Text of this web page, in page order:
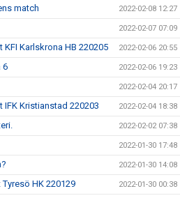
match 2022-02-08 12:27
2022-02-07 07:09
Karlskrona HB 220205 2022-02-06 20:55
6 2022-02-06 19:23
2022-02-04 20:17
Kristianstad 220203 2022-02-04 18:38
2022-02-02 07:38
2022-01-30 17:48
2022-01-30 14:08
HK 220129 2022-01-30 00:38